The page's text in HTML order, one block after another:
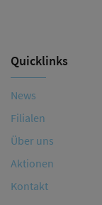
Quicklinks
News
Filialen
Über uns
Aktionen
Kontakt